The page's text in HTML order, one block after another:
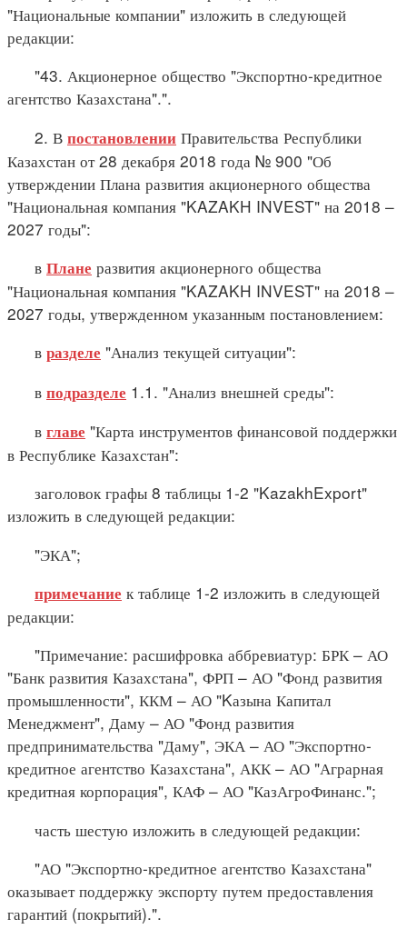
"Национальные компании" изложить в следующей
редакции:
"43. Акционерное общество "Экспортно-кредитное
агентство Казахстана".".
2. В постановлении Правительства Республики
Казахстан от 28 декабря 2018 года № 900 "Об
утверждении Плана развития акционерного общества
"Национальная компания "KAZAKH INVEST" на 2018 –
2027 годы":
в Плане развития акционерного общества
"Национальная компания "KAZAKH INVEST" на 2018 –
2027 годы, утвержденном указанным постановлением:
в разделе "Анализ текущей ситуации":
в подразделе 1.1. "Анализ внешней среды":
в главе "Карта инструментов финансовой поддержки
в Республике Казахстан":
заголовок графы 8 таблицы 1-2 "KazakhExport"
изложить в следующей редакции:
"ЭКА";
примечание к таблице 1-2 изложить в следующей
редакции:
"Примечание: расшифровка аббревиатур: БРК – АО
"Банк развития Казахстана", ФРП – АО "Фонд развития
промышленности", ККМ – АО "Kазына Капитал
Менеджмент", Даму – АО "Фонд развития
предпринимательства "Даму", ЭКА – АО "Экспортно-
кредитное агентство Казахстана", АКК – АО "Аграрная
кредитная корпорация", КАФ – АО "КазАгроФинанс.";
часть шестую изложить в следующей редакции:
"АО "Экспортно-кредитное агентство Казахстана"
оказывает поддержку экспорту путем предоставления
гарантий (покрытий).".